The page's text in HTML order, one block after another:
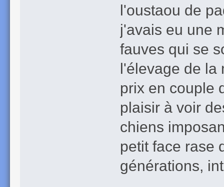
l'oustaou de
j'avais eu une
fauves qui se
l'élevage de la
prix en couple
plaisir à voir
chiens
petit face rase